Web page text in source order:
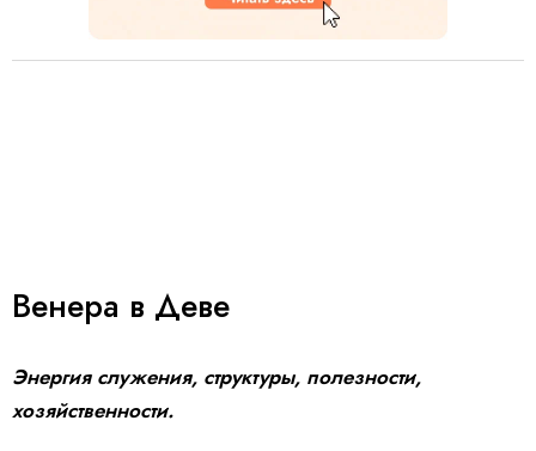
Венера в Деве
Энергия служения, структуры, полезности,
хозяйственности.